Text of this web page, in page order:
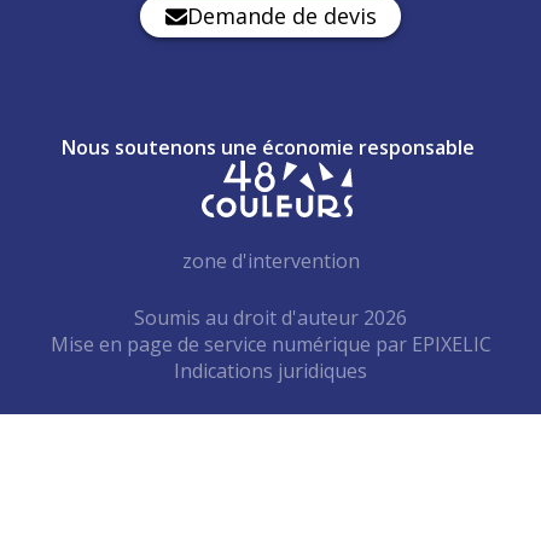
Demande de devis
Nous soutenons une économie responsable
zone d'intervention
Soumis au droit d'auteur 2026
—
Mise en page de service numérique par EPIXELIC
—
Indications juridiques